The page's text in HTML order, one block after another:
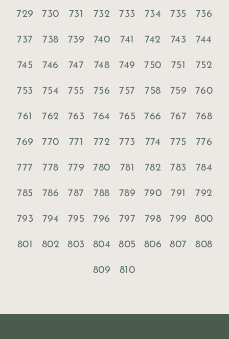
729 730 731 732 733 734 735 736
737 738 739 740 741 742 743 744
745 746 747 748 749 750 751 752
753 754 755 756 757 758 759 760
761 762 763 764 765 766 767 768
769 770 771 772 773 774 775 776
777 778 779 780 781 782 783 784
785 786 787 788 789 790 791 792
793 794 795 796 797 798 799 800
801 802 803 804 805 806 807 808
809 810